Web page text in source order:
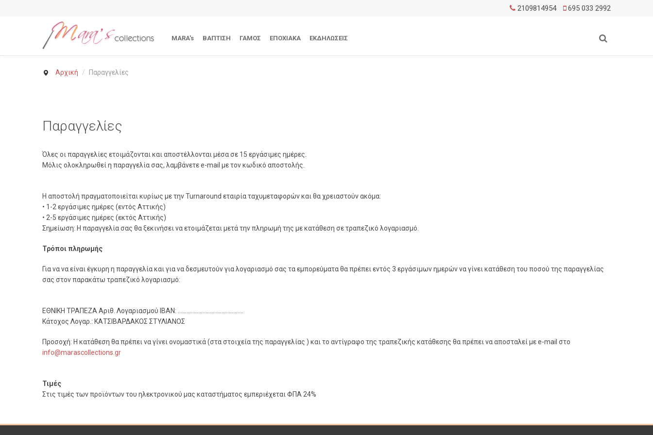
2109814954 695 033 2992
MARA's ΒΑΠΤΙΣΗ ΓΑΜΟΣ ΕΠΟΧΙΑΚΑ ΕΚΔΗΛΩΣΕΙΣ
Αρχική / Παραγγελίες
Παραγγελίες
Όλες οι παραγγελίες ετοιμάζονται και αποστέλλονται μέσα σε 15 εργάσιμες ημέρες.
Μόλις ολοκληρωθεί η παραγγελία σας, λαμβάνετε e-mail με τον κωδικό αποστολής.
Η αποστολή πραγματοποιείται κυρίως με την Turnaround εταιρία ταχυμεταφορών και θα χρειαστούν ακόμα:
• 1-2 εργάσιμες ημέρες (εντός Αττικής)
• 2-5 εργάσιμες ημέρες (εκτός Αττικής)
Σημείωση: Η παραγγελία σας θα ξεκινήσει να ετοιμάζεται μετά την πληρωμή της με κατάθεση σε τραπεζικό λογαριασμό.
Τρόποι πληρωμής
Για να να είναι έγκυρη η παραγγελία και για να δεσμευτούν για λογαριασμό σας τα εμπορεύματα θα πρέπει εντός 3 εργάσιμων ημερών να γίνει κατάθεση του ποσού της παραγγελίας
σας στον παρακάτω τραπεζικό λογαριασμό:
ΕΘΝΙΚΗ ΤΡΑΠΕΖΑ Αριθ. Λογαριασμού IBAN: .............................................
Κάτοχος Λογαρ.: ΚΑΤΣΙΒΑΡΔΑΚΟΣ ΣΤΥΛΙΑΝΟΣ
Προσοχή: Η κατάθεση θα πρέπει να γίνει ονομαστικά (στα στοιχεία της παραγγελίας ) και το αντίγραφο της τραπεζικής κατάθεσης θα πρέπει να αποσταλεί με e-mail στο
info@marascollections.gr
Τιμές
Στις τιμές των προϊόντων του ηλεκτρονικού μας καταστήματος εμπεριέχεται ΦΠΑ 24%